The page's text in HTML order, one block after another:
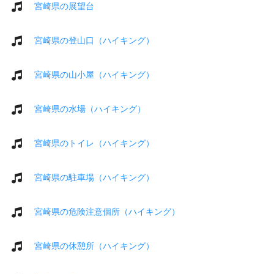
宮崎県の展望台
宮崎県の登山口（ハイキング）
宮崎県の山小屋（ハイキング）
宮崎県の水場（ハイキング）
宮崎県のトイレ（ハイキング）
宮崎県の駐車場（ハイキング）
宮崎県の危険注意個所（ハイキング）
宮崎県の休憩所（ハイキング）